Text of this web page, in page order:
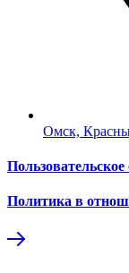
Омск,
Политика в